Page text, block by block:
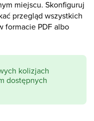
miejscu. Skonfiguruj
przegląd wszystkich
formacie PDF albo
kolizjach
dostępnych